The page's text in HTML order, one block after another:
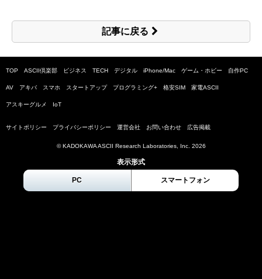
記事に戻る
TOP ASCII倶楽部 ビジネス TECH デジタル iPhone/Mac ゲーム・ホビー 自作PC
AV アキバ スマホ スタートアップ プログラミング+ 格安SIM 家電ASCII
アスキーグルメ IoT
サイトポリシー プライバシーポリシー 運営会社 お問い合わせ 広告掲載
© KADOKAWA ASCII Research Laboratories, Inc. 2026
表示形式
PC スマートフォン